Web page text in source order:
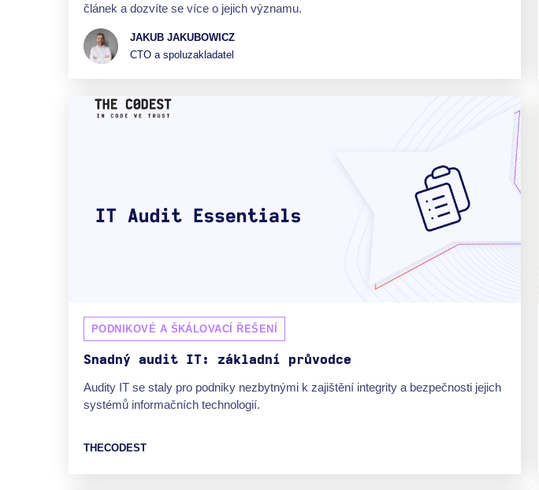
článek a dozvíte se více o jejich významu.
JAKUB JAKUBOWICZ
CTO a spoluzakladatel
PODNIKOVÉ A ŠKÁLOVACÍ ŘEŠENÍ
Snadný audit IT: základní průvodce
Audity IT se staly pro podniky nezbytnými k zajištění integrity a bezpečnosti jejich
systémů informačních technologií.
THECODEST